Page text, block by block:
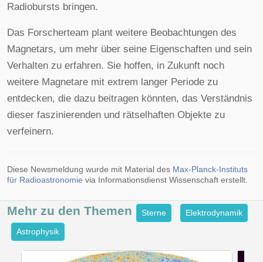
Radiobursts bringen.
Das Forscherteam plant weitere Beobachtungen des
Magnetars, um mehr über seine Eigenschaften und sein
Verhalten zu erfahren. Sie hoffen, in Zukunft noch
weitere Magnetare mit extrem langer Periode zu
entdecken, die dazu beitragen könnten, das Verständnis
dieser faszinierenden und rätselhaften Objekte zu
verfeinern.
Diese Newsmeldung wurde mit Material des Max-Planck-Instituts
für Radioastronomie via Informationsdienst Wissenschaft erstellt.
Mehr zu den Themen Sterne
Elektrodynamik
Astrophysik